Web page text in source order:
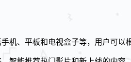
机、平板和电视盒子等，用户可以